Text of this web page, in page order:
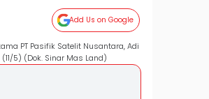
Add Us on Google
PT Pasifik Satelit Nusantara, Adi
5) (Dok. Sinar Mas Land)